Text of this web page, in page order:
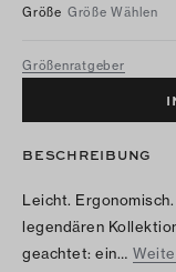
Größe Größe Wählen
Größenratgeber
BESCHREIBUNG
Leicht.
legendären
geachtet: ein…